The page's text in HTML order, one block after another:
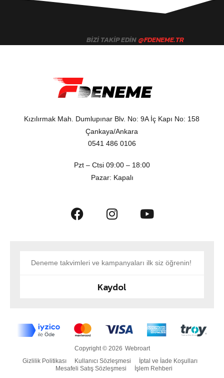
BIZI TAKIP EDIN @FDENEME.TR
Kızılırmak Mah. Dumlupınar Blv. No: 9A İç Kapı No: 158
Çankaya/Ankara
0541 486 0106
Pzt – Ctsi 09:00 – 18:00
Pazar: Kapalı
Kaydol
Copyright © 2026 Webroart
Gizlilik Politikası
Kullanıcı Sözleşmesi
İptal ve İade Koşulları
Mesafeli Satış Sözleşmesi
İşlem Rehberi